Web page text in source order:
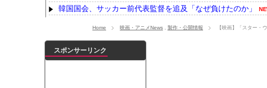
韓国国会、サッカー前代表監督を追及「なぜ負けたのか」
整形してはいけないみたいな風潮、冷静に考えると謎だよな
【動画像】上戸彩さん(40)、パンパンすぎてノーバン始球式な
Home 映画・アニメNews 製作・公開情報 【映画】「スター・
スポンサーリンク